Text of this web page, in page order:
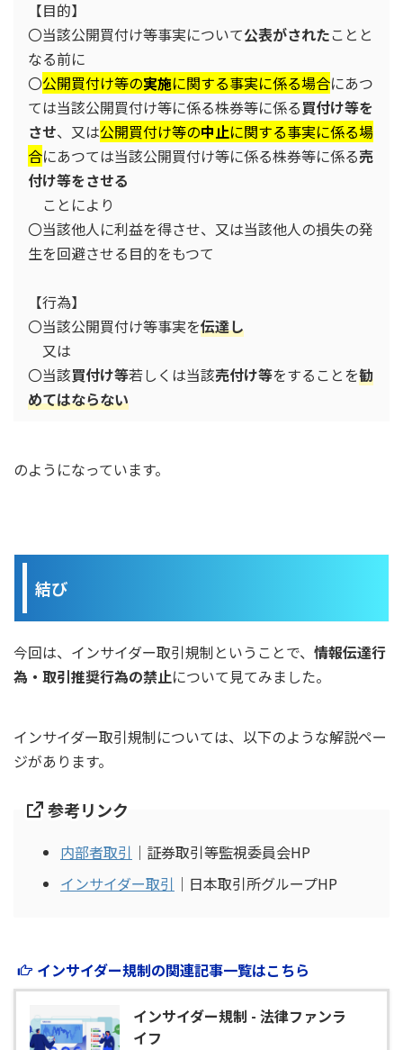
【目的】
〇当該公開買付け等事実について公表がされたことと
なる前に
〇公開買付け等の実施に関する事実に係る場合にあつ
ては当該公開買付け等に係る株券等に係る買付け等を
させ、又は公開買付け等の中止に関する事実に係る場
合にあつては当該公開買付け等に係る株券等に係る売
付け等をさせる
ことにより
〇当該他人に利益を得させ、又は当該他人の損失の発
生を回避させる目的をもつて
【行為】
〇当該公開買付け等事実を伝達し
又は
〇当該買付け等若しくは当該売付け等をすることを勧
めてはならない
のようになっています。
結び
今回は、インサイダー取引規制ということで、 情報伝達行
為・取引推奨行為の禁止について見てみました。
インサイダー取引規制については、以下のような解説ペー
ジがあります。
参考リンク
内部者取引 ｜証券取引等監視委員会HP
インサイダー取引 ｜日本取引所グループHP
インサイダー規制の関連記事一覧はこちら
インサイダー規制 - 法律ファンラ
イフ